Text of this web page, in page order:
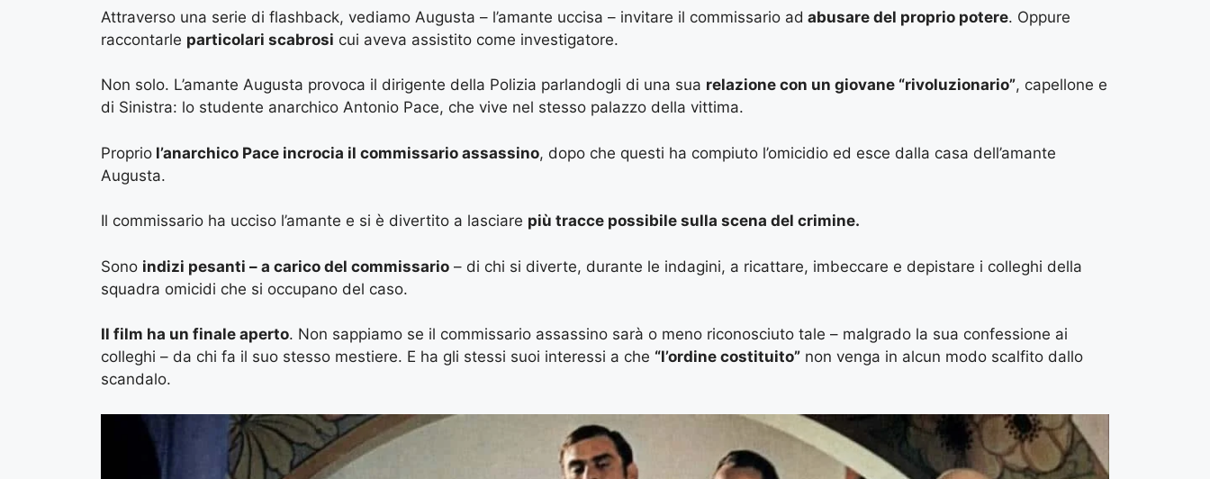
Attraverso una serie di flashback, vediamo Augusta – l’amante uccisa – invitare il commissario ad abusare del proprio potere. Oppure
raccontarle particolari scabrosi cui aveva assistito come investigatore.
Non solo. L’amante Augusta provoca il dirigente della Polizia parlandogli di una sua relazione con un giovane “rivoluzionario”, capellone e
di Sinistra: lo studente anarchico Antonio Pace, che vive nel stesso palazzo della vittima.
Proprio l’anarchico Pace incrocia il commissario assassino, dopo che questi ha compiuto l’omicidio ed esce dalla casa dell’amante
Augusta.
Il commissario ha ucciso l’amante e si è divertito a lasciare più tracce possibile sulla scena del crimine.
Sono indizi pesanti – a carico del commissario – di chi si diverte, durante le indagini, a ricattare, imbeccare e depistare i colleghi della
squadra omicidi che si occupano del caso.
Il film ha un finale aperto. Non sappiamo se il commissario assassino sarà o meno riconosciuto tale – malgrado la sua confessione ai
colleghi – da chi fa il suo stesso mestiere. E ha gli stessi suoi interessi a che “l’ordine costituito” non venga in alcun modo scalfito dallo
scandalo.